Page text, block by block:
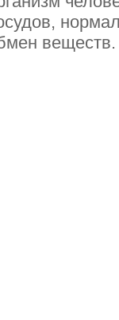
веществ.